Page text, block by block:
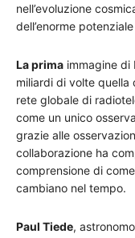
nell’evoluzione
dell’enorme
La prima immagine di
miliardi di volte quella
rete globale di
come un unico
grazie alle
collaborazione ha
comprensione di
cambiano nel tempo.
Paul Tiede,